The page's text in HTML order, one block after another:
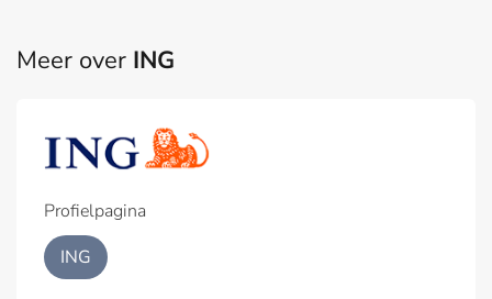
Meer over ING
Profielpagina
ING